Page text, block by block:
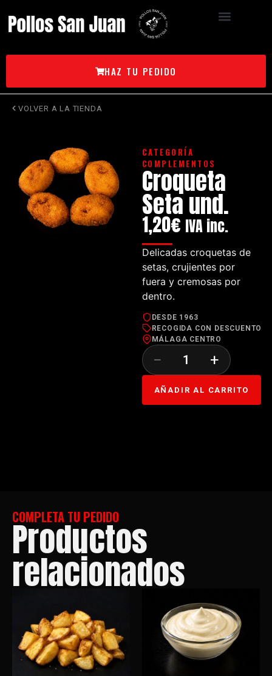
HAZ TU PEDIDO
VOLVER A LA TIENDA
CATEGORÍA
COMPLEMENTOS
Croqueta
Seta und.
1,20€ IVA inc.
Delicadas croquetas de
setas, crujientes por
fuera y cremosas por
dentro.
DESDE 1963
RECOGIDA CON DESCUENTO
MÁLAGA CENTRO
− +
AÑADIR AL CARRITO
COMPLETA TU PEDIDO
Productos
relacionados